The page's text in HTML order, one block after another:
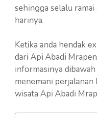
sehingga selalu
harinya.
Ketika anda hendak
dari Api Abadi
informasinya
menemani
wisata Api Abadi